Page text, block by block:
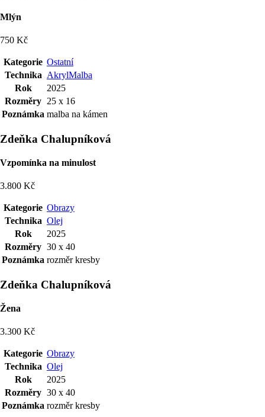
Mlýn
750 Kč
Kategorie Ostatní
Technika AkrylMalba
Rok
2025
Rozměry 25 x 16
Poznámka malba na kámen
Zdeňka Chalupníková
Vzpomínka na minulost
3.800 Kč
Kategorie Obrazy
Technika Olej
Rok
2025
Rozměry 30 x 40
Poznámka rozměr kresby
Zdeňka Chalupníková
Žena
3.300 Kč
Kategorie Obrazy
Technika Olej
Rok
2025
Rozměry 30 x 40
Poznámka rozměr kresby